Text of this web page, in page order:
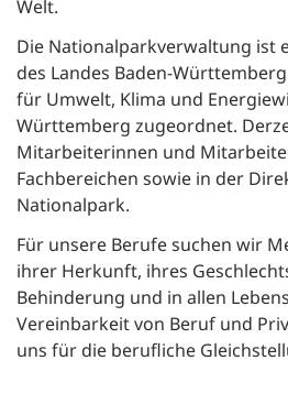
Welt.
Die Nationalparkverwaltung ist
des Landes Baden-
für Umwelt, Klima und
Württemberg zugeordnet.
Mitarbeiterinnen und
Fachbereichen sowie in der
Nationalpark.
Für unsere Berufe suchen wir
ihrer Herkunft, ihres
Behinderung und in allen
Vereinbarkeit von Beruf und
uns für die berufliche